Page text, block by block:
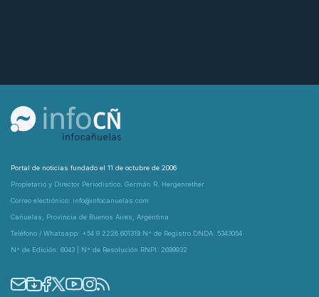
Portal de noticias fundado el 11 de octubre de 2006
Propietario y Director Periodístico: Germán R. Hergenrether
Correo electrónico: info@infocanuelas.com
Cañuelas, Provincia de Buenos Aires, Argentina
Teléfono / Whatsapp: +54 9 2226 601319 N° de Registro DNDA: 5343054
N° de Edición: 6043 | N° de Resolución RNPI: 2699932